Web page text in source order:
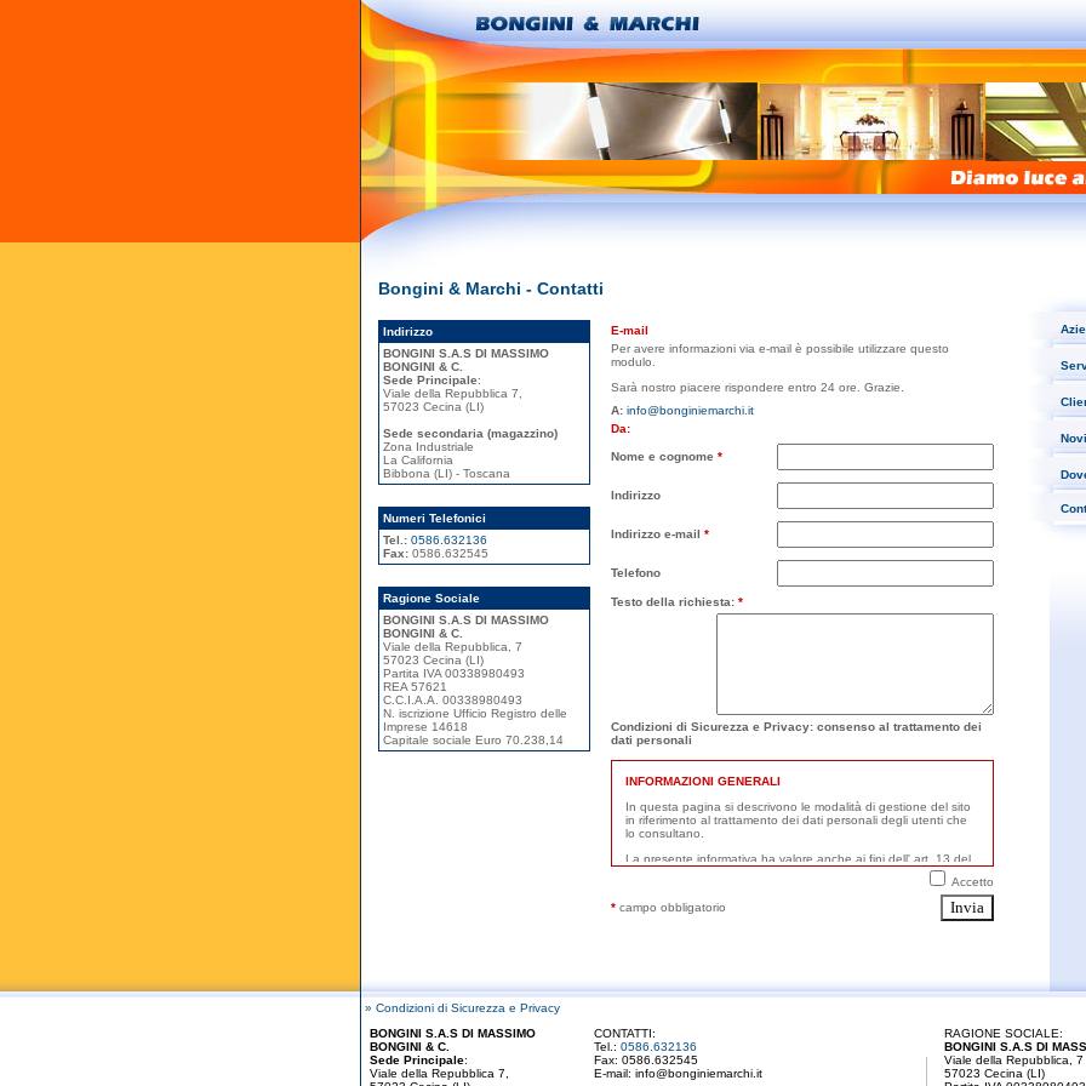
Bongini & Marchi - Contatti
Indirizzo
BONGINI S.A.S DI MASSIMO
BONGINI & C.
Sede Principale:
Viale della Repubblica 7,
57023 Cecina (LI)
Sede secondaria (magazzino)
Zona Industriale
La California
Bibbona (LI) - Toscana
Numeri Telefonici
Tel.: 0586.632136
Fax:0586.632545
Ragione Sociale
BONGINI S.A.S DI MASSIMO
BONGINI & C.
Viale della Repubblica, 7
57023 Cecina (LI)
Partita IVA 00338980493
REA 57621
C.C.I.A.A. 00338980493
N. iscrizione Ufficio Registro delle
Imprese 14618
Capitale sociale Euro 70.238,14
E-mail
Per avere informazioni via e-mail è possibile utilizzare questo
modulo.
Sarà nostro piacere rispondere entro 24 ore. Grazie.
A: info@bonginiemarchi.it
Da:
Nome e cognome *
Indirizzo
Indirizzo e-mail *
Telefono
Testo della richiesta:*
Condizioni di Sicurezza e Privacy: consenso al trattamento dei
dati personali
Accetto
*campo obbligatorio
» Condizioni di Sicurezza e Privacy
BONGINI S.A.S DI MASSIMO
BONGINI & C.
Sede Principale:
Viale della Repubblica 7,
CONTATTI:
Tel.: 0586.632136
Fax: 0586.632545
E-mail: info@bonginiemarchi.it
RAGIONE SOCIALE:
BONGINI S.A.S DI
Viale della Repubblica, 7
57023 Cecina (LI)